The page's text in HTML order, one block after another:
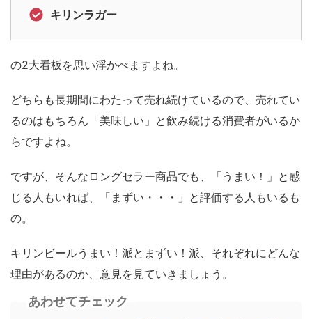
キリンラガー
の2大看板を思い浮かべますよね。
どちらも長期間にわたって売れ続けているので、売れてい
るのはもちろん「美味しい」と飲み続ける消費者がいるか
らですよね。
ですが、そんなロングセラー商品でも、「うまい！」と感
じる人もいれば、「まずい・・・」と評価する人もいるも
の。
キリンビールうまい！派とまずい！派、それぞれにどんな
理由があるのか、意見を見ていきましょう。
あわせてチェック